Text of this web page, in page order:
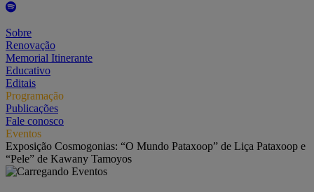
Sobre
Renovação
Memorial Itinerante
Educativo
Editais
Programação
Publicações
Fale conosco
Eventos
Exposição Cosmogonias: “O Mundo Pataxoop” de Liça Pataxoop e
“Pele” de Kawany Tamoyos